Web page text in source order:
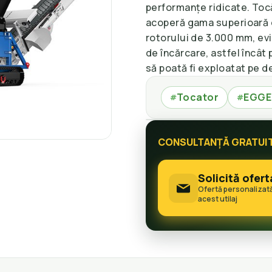
performanțe ridicate.
acoperă gama
rotorului de 3.000 mm,
de încărcare, astfel încât
să poată fi exploatat pe
#Tocator #
CONSULTANȚĂ
Solicită
Ofertă
acest utilaj